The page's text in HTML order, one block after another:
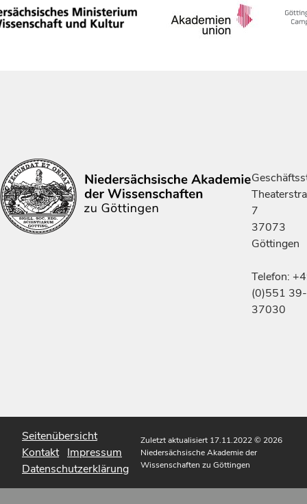
7
37073
Göttingen
Telefon:
(0)551 39-
37030
Seitenübersicht
Kontakt Impressum
Datenschutzerklärung
Zuletzt aktualisiert 17.11.2022© 2026
Niedersächsische Akademie der
Wissenschaften zu Göttingen